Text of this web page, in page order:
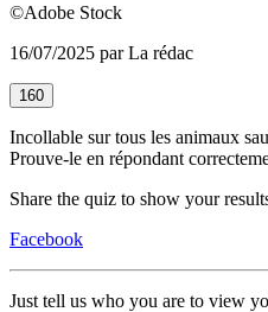
©Adobe Stock
16/07/2025 par La rédac
160
Incollable sur tous les animaux
Prouve-le en répondant
Share the quiz to show your
Facebook
Just tell us who you are to view